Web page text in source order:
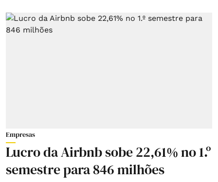
Empresas
Lucro da Airbnb sobe 22,61% no 1.º
semestre para 846 milhões